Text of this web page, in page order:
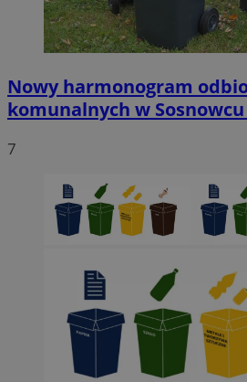
Nowy harmonogram
komunalnych w
7